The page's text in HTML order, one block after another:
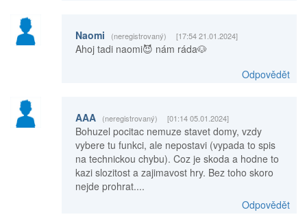
Naomi (neregistrovaný) [17:54 21.01.2024]
Ahoj tadi naomi😈 nám ráda🐶
Odpovědět
AAA (neregistrovaný) [01:14 05.01.2024]
Bohuzel pocitac nemuze stavet domy, vzdy
vybere tu funkci, ale nepostavi (vypada to spis
na technickou chybu). Coz je skoda a hodne to
kazi slozitost a zajimavost hry. Bez toho skoro
nejde prohrat....
Odpovědět